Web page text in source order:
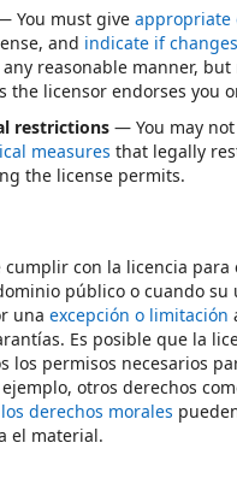
You must give appropriate
and indicate if
reasonable manner,
the licensor endorses you
restrictions — You may
measures that legally
the license permits.
cumplir con la licencia para
público o cuando su
una excepción o limitación
Es posible que la
los permisos necesarios
otros derechos
derechos morales
el material.